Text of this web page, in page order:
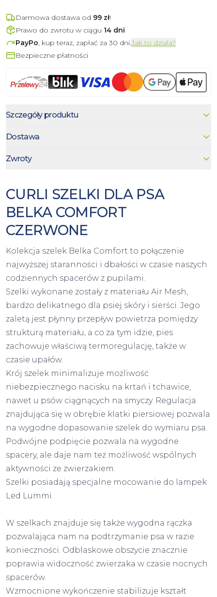
Darmowa dostawa od 99 zł!
Prawo do zwrotu w ciągu 14 dni
PayPo, kup teraz, zapłać za 30 dni.Jak to działa?
Bezpieczne płatności
Szczegóły produktu
Dostawa
Zwroty
CURLI SZELKI DLA PSA
BELKA COMFORT
CZERWONE
Kolekcja szelek Belka Comfort to połączenie
najwyższej staranności i dbałości w czasie naszych
codziennych spacerów z pupilami.
Szelki wykonane zostały z materiału Air Mesh,
bardzo delikatnego dla psiej skóry i sierści. Jego
zaletą jest płynny przepływ powietrza pomiędzy
strukturą materiału, a co za tym idzie, pies
zachowuje właściwą termoregulację, także w
czasie upałów.
Krój szelek minimalizuje możliwość
niebezpiecznego nacisku na krtań i tchawice,
nawet u psów ciągnących na smyczy. Regulacja
znajdująca się w obrębie klatki piersiowej pozwala
na wygodne dopasowanie szelek do wymiaru psa.
Podwójne podpięcie pozwala na wygodne
spacery, ale daje nam też możliwość wspólnych
aktywności ze zwierzakiem.
Szelki posiadają specjalne mocowanie do lampek
Led Lummi.
W szelkach znajduje się także wygodna rączka
pozwalająca nam na podtrzymanie psa w razie
konieczności. Odblaskowe obszycie znacznie
poprawia widoczność zwierzaka w czasie nocnych
spacerów.
Wzmocnione wykończenie stabilizuje kształt